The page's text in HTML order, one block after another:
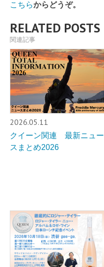
こちらからどうぞ。
RELATED POSTS
関連記事
2026.05.11
クイーン関連 最新ニュー
スまとめ2026